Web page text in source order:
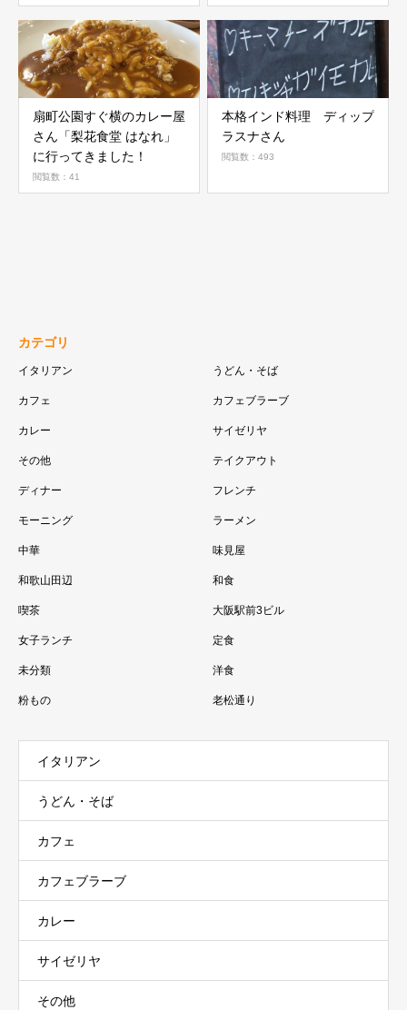
扇町公園すぐ横のカレー屋
さん「梨花食堂 はなれ」
に行ってきました！
閲覧数：41
本格インド料理 ディップ
ラスナさん
閲覧数：493
カテゴリ
イタリアン うどん・そば
カフェ カフェブラーブ
カレー サイゼリヤ
その他 テイクアウト
ディナー フレンチ
モーニング ラーメン
中華 味見屋
和歌山田辺 和食
喫茶 大阪駅前3ビル
女子ランチ 定食
未分類 洋食
粉もの 老松通り
イタリアン
うどん・そば
カフェ
カフェブラーブ
カレー
サイゼリヤ
その他